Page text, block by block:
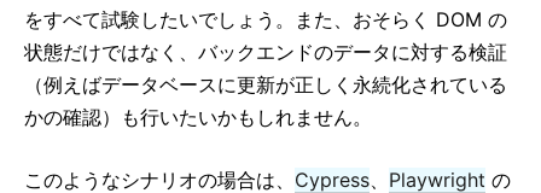
をすべて試験したいでしょう。また、おそらく DOM の
状態だけではなく、バックエンドのデータに対する検証
（例えばデータベースに更新が正しく永続化されている
かの確認）も行いたいかもしれません。
このようなシナリオの場合は、 Cypress、 Playwright の